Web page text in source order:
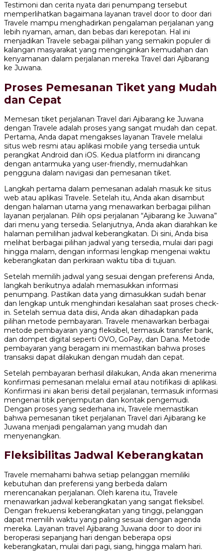
Testimoni dan cerita nyata dari penumpang tersebut
memperlihatkan bagaimana layanan travel door to door dari
Travele mampu menghadirkan pengalaman perjalanan yang
lebih nyaman, aman, dan bebas dari kerepotan. Hal ini
menjadikan Travele sebagai pilihan yang semakin populer di
kalangan masyarakat yang menginginkan kemudahan dan
kenyamanan dalam perjalanan mereka Travel dari Ajibarang
ke Juwana.
Proses Pemesanan Tiket yang Mudah
dan Cepat
Memesan tiket perjalanan Travel dari Ajibarang ke Juwana
dengan Travele adalah proses yang sangat mudah dan cepat.
Pertama, Anda dapat mengakses layanan Travele melalui
situs web resmi atau aplikasi mobile yang tersedia untuk
perangkat Android dan iOS. Kedua platform ini dirancang
dengan antarmuka yang user-friendly, memudahkan
pengguna dalam navigasi dan pemesanan tiket.
Langkah pertama dalam pemesanan adalah masuk ke situs
web atau aplikasi Travele. Setelah itu, Anda akan disambut
dengan halaman utama yang menawarkan berbagai pilihan
layanan perjalanan. Pilih opsi perjalanan “Ajibarang ke Juwana”
dari menu yang tersedia. Selanjutnya, Anda akan diarahkan ke
halaman pemilihan jadwal keberangkatan. Di sini, Anda bisa
melihat berbagai pilihan jadwal yang tersedia, mulai dari pagi
hingga malam, dengan informasi lengkap mengenai waktu
keberangkatan dan perkiraan waktu tiba di tujuan.
Setelah memilih jadwal yang sesuai dengan preferensi Anda,
langkah berikutnya adalah memasukkan informasi
penumpang. Pastikan data yang dimasukkan sudah benar
dan lengkap untuk menghindari kesalahan saat proses check-
in. Setelah semua data diisi, Anda akan dihadapkan pada
pilihan metode pembayaran. Travele menawarkan berbagai
metode pembayaran yang fleksibel, termasuk transfer bank,
dan dompet digital seperti OVO, GoPay, dan Dana. Metode
pembayaran yang beragam ini memastikan bahwa proses
transaksi dapat dilakukan dengan mudah dan cepat.
Setelah pembayaran berhasil dilakukan, Anda akan menerima
konfirmasi pemesanan melalui email atau notifikasi di aplikasi.
Konfirmasi ini akan berisi detail perjalanan, termasuk informasi
mengenai titik penjemputan dan kontak pengemudi.
Dengan proses yang sederhana ini, Travele memastikan
bahwa pemesanan tiket perjalanan Travel dari Ajibarang ke
Juwana menjadi pengalaman yang mudah dan
menyenangkan.
Fleksibilitas Jadwal Keberangkatan
Travele memahami bahwa setiap pelanggan memiliki
kebutuhan dan preferensi yang berbeda dalam
merencanakan perjalanan. Oleh karena itu, Travele
menawarkan jadwal keberangkatan yang sangat fleksibel.
Dengan frekuensi keberangkatan yang tinggi, pelanggan
dapat memilih waktu yang paling sesuai dengan agenda
mereka. Layanan travel Ajibarang Juwana door to door ini
beroperasi sepanjang hari dengan beberapa opsi
keberangkatan, mulai dari pagi, siang, hingga malam hari.